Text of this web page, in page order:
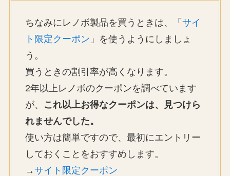
ちなみにレノボ製品を買うときは、「 サイ
ト限定クーポン 」を使うようにしましょ
う。
買うときの割引率が高くなります。
2年以上レノボのクーポンを調べています
が、
これ以上お得なクーポンは、見つけら
れませんでした。
使い方は簡単ですので、最初にエントリー
しておくことをおすすめします。
→サイト限定クーポン